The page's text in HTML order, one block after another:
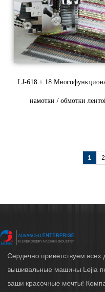
LJ-618 + 18
намотки / обмотки
1 2
Сердечно приветствуем всех
вышивальные машины Lejia
ваши красочные мечты!